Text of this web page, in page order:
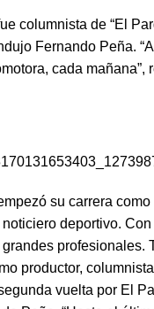
columnista de “El
Fernando Peña.
cada mañana”,
su carrera
deportivo.
profesionales.
productor,
vuelta por El